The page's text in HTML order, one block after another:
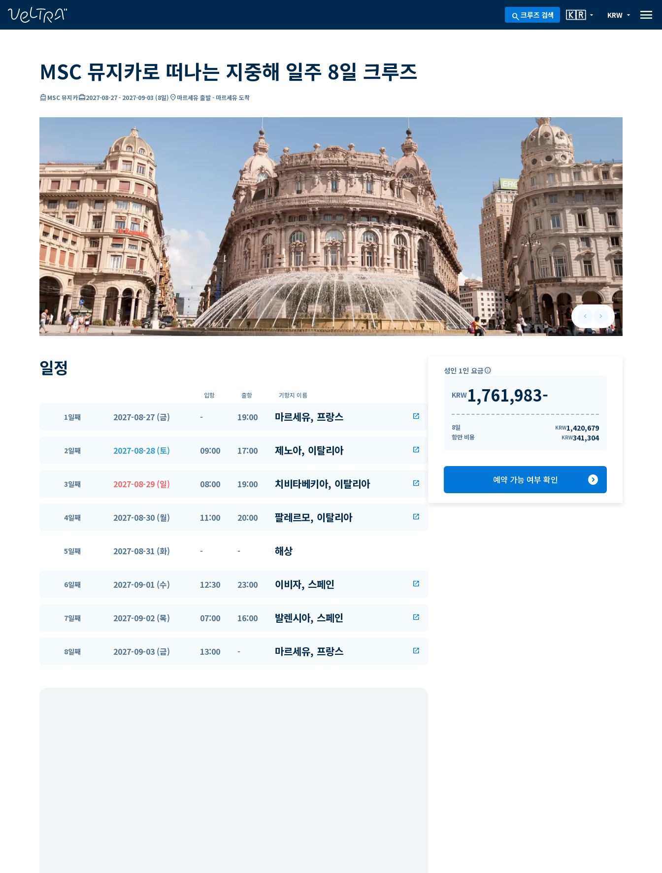
search크루즈 검색 arrow_drop_down
🇰🇷 arrow_drop_down
KRW menu
MSC 뮤지카로 떠나는 지중해 일주 8일 크루즈
directions_boatMSC 뮤지카card_travel2027-08-27- 2027-09-03 (8일) location_on마르세유 출발 - 마르세유 도착
keyboard_arrow_leftPrevious slide
keyboard_arrow_rightNext slide
일정
입항 출항 기항지 이름
1일째 2027-08-27 (금) - 19:00 마르세유, 프랑스 open_in_new
2일째 2027-08-28 (토) 09:00 17:00 제노아, 이탈리아 open_in_new
3일째 2027-08-29 (일) 08:00 19:00 치비타베키아, 이탈리아 open_in_new
4일째 2027-08-30 (월) 11:00 20:00 팔레르모, 이탈리아 open_in_new
5일째 2027-08-31 (화) - - 해상
6일째 2027-09-01 (수) 12:30 23:00 이비자, 스페인 open_in_new
7일째 2027-09-02 (목) 07:00 16:00 발렌시아, 스페인 open_in_new
8일째 2027-09-03 (금) 13:00 - 마르세유, 프랑스 open_in_new
성인 1인 요금info
KRW1,761,983-
8일 KRW1,420,679
항만 비용 KRW341,304
예약 가능 여부 확인 expand_circle_right